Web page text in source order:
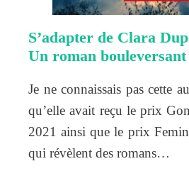
S’adapter de Clara
Un roman bouleversant
Je ne connaissais pas cette
qu’elle avait reçu le prix
2021 ainsi que le prix
qui révèlent des romans…